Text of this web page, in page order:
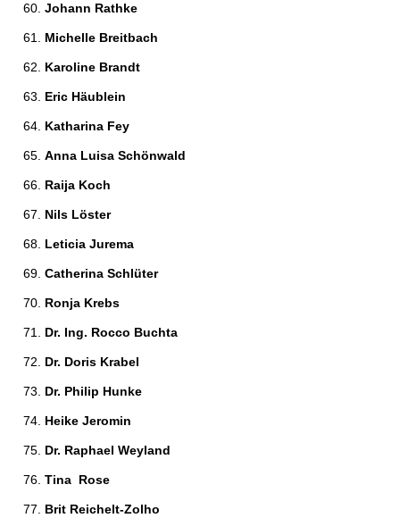
Johann Rathke
Michelle Breitbach
Karoline Brandt
Eric Häublein
Katharina Fey
Anna Luisa Schönwald
Raija Koch
Nils Löster
Leticia Jurema
Catherina Schlüter
Ronja Krebs
Dr. Ing. Rocco Buchta
Dr. Doris Krabel
Dr. Philip Hunke
Heike Jeromin
Dr. Raphael Weyland
Tina  Rose
Brit Reichelt-Zolho